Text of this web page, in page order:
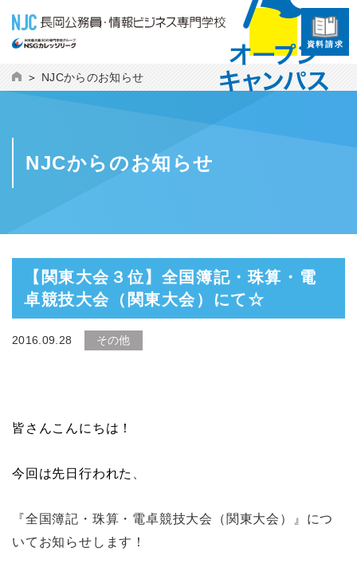
資料請求
NJCからのお知らせ
NJCからのお知らせ
【関東大会３位】全国簿記・珠算・電
卓競技大会（関東大会）にて☆
2016.09.28 その他
皆さんこんにちは！
今回は先日行われた
『全国簿記・珠算・電卓競技大会（関東大会）』につ
いてお知らせします！